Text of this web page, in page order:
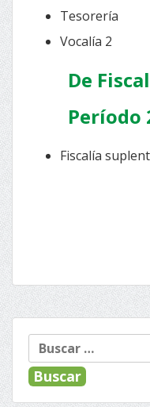
Tesorería
Vocalía 2
De
Período
Fiscalía
Buscar: